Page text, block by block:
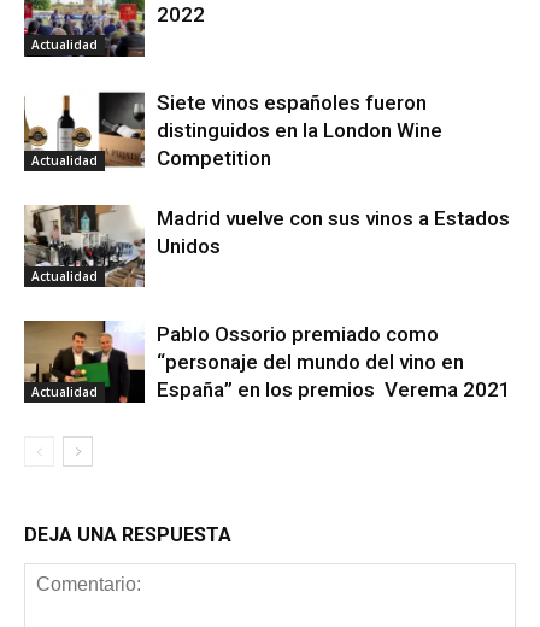
Actualidad
2022
Actualidad
Siete vinos españoles fueron
distinguidos en la London Wine
Competition
Actualidad
Madrid vuelve con sus vinos a Estados
Unidos
Actualidad
Pablo Ossorio premiado como
“personaje del mundo del vino en
España” en los premios Verema 2021
DEJA UNA RESPUESTA